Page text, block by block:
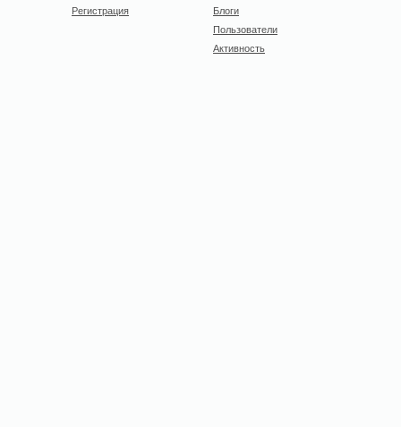
Регистрация
Блоги
Пользователи
Активность